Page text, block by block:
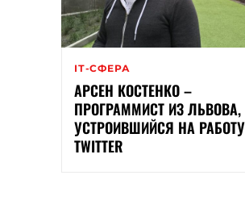
ІТ-СФЕРА
АРСЕН КОСТЕНКО –
ПРОГРАММИСТ ИЗ ЛЬВОВА,
УСТРОИВШИЙСЯ НА
TWITTER